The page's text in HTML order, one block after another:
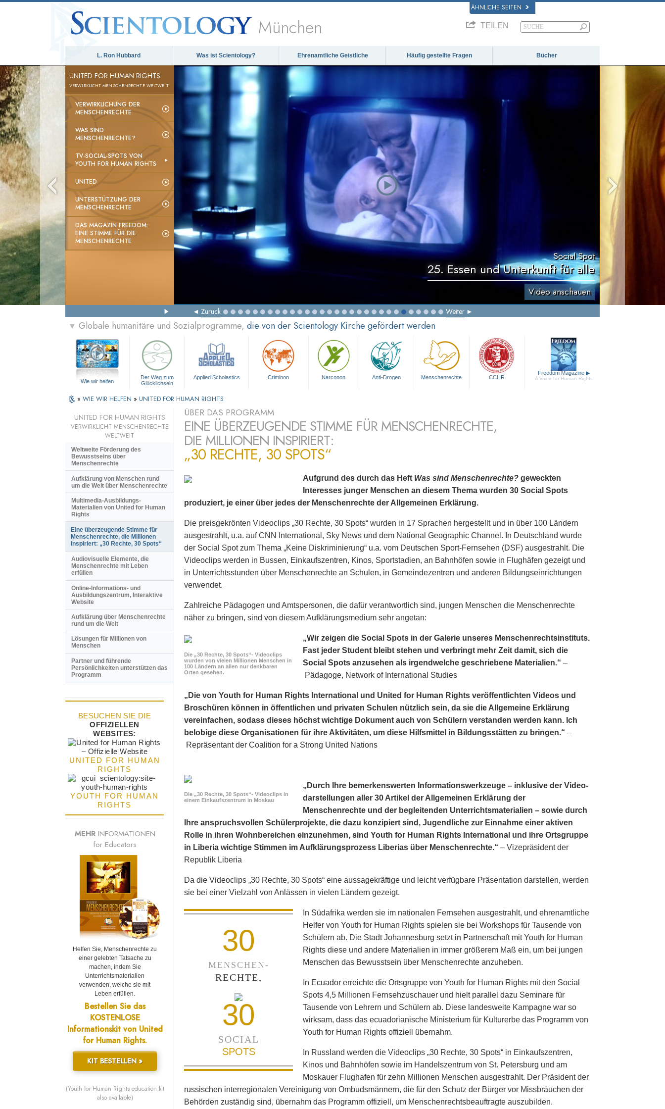
ÄHNLICHE SEITEN
München TEILEN
L. Ron Hubbard Was ist Scientology? Ehrenamtliche Geistliche Häufig gestellte Fragen Bücher
UNITED FOR HUMAN RIGHTS
VERWIRKLICHT MENSCHENRECHTE WELTWEIT
VERWIRKLICHUNG DER
MENSCHENRECHTE
WAS SIND
MENSCHENRECHTE?
TV-SOCIAL-SPOTS VON
YOUTH FOR HUMAN RIGHTS
UNITED
UNTERSTÜTZUNG DER
MENSCHENRECHTE
DAS MAGAZIN FREEDOM:
EINE STIMME FÜR DIE
MENSCHENRECHTE
Social Spot
25. Essen und Unterkunft für alle
Video anschauen
Zurück Weiter
▼ Globale humanitäre und Sozialprogramme, die von der Scientology Kirche gefördert werden
Wie wir helfen
Der Weg zum
Glücklichsein
Applied Scholastics Criminon Narconon Anti-Drogen Menschenrechte CCHR
Freedom Magazine ▶
A Voice for Human Rights
» WIE WIR HELFEN » UNITED FOR HUMAN RIGHTS
ÜBER DAS PROGRAMM
EINE ÜBERZEUGENDE STIMME FÜR MENSCHENRECHTE,
DIE MILLIONEN INSPIRIERT:
„30 RECHTE, 30 SPOTS“
Aufgrund des durch das Heft Was sind Menschenrechte? geweckten
Interesses junger Menschen an diesem Thema wurden 30 Social Spots
produziert, je einer über jedes der Menschenrechte der Allgemeinen Erklärung.
Die preisgekrönten Videoclips „30 Rechte, 30 Spots“ wurden in 17 Sprachen hergestellt und in über 100 Ländern
ausgestrahlt, u.a. auf CNN International, Sky News und dem National Geographic Channel. In Deutschland wurde
der Social Spot zum Thema „Keine Diskriminierung“ u.a. vom Deutschen Sport-Fernsehen (DSF) ausgestrahlt. Die
Videoclips werden in Bussen, Einkaufszentren, Kinos, Sportstadien, an Bahnhöfen sowie in Flughäfen gezeigt und
in Unterrichtsstunden über Menschenrechte an Schulen, in Gemeindezentren und anderen Bildungseinrichtungen
verwendet.
Zahlreiche Pädagogen und Amtspersonen, die dafür verantwortlich sind, jungen Menschen die Menschenrechte
näher zu bringen, sind von diesem Aufklärungsmedium sehr angetan:
Die „30 Rechte, 30 Spots“- Videoclips
wurden von vielen Millionen Menschen in
100 Ländern an allen nur denkbaren
Orten gesehen.
„Wir zeigen die Social Spots in der Galerie unseres Menschenrechtsinstituts.
Fast jeder Student bleibt stehen und verbringt mehr Zeit damit, sich die
Social Spots anzusehen als irgendwelche geschriebene Materialien.“ –
Pädagoge, Network of International Studies
„Die von Youth for Human Rights International und United for Human Rights veröffentlichten Videos und
Broschüren können in öffentlichen und privaten Schulen nützlich sein, da sie die Allgemeine Erklärung
vereinfachen, sodass dieses höchst wichtige Dokument auch von Schülern verstanden werden kann. Ich
belobige diese Organisationen für ihre Aktivitäten, um diese Hilfsmittel in Bildungsstätten zu bringen.“ –
Repräsentant der Coalition for a Strong United Nations
Die „30 Rechte, 30 Spots“- Videoclips in
einem Einkaufszentrum in Moskau
„Durch Ihre bemerkens­werten Informationswerkzeuge – inklusive der Video­
darstellungen aller 30 Artikel der Allgemeinen Erklärung der
Menschenrechte und der begleitenden Unterrichtsmaterialien – sowie durch
Ihre anspruchsvollen Schülerprojekte, die dazu konzipiert sind, Jugendliche zur Einnahme einer aktiven
Rolle in ihren Wohnbereichen einzunehmen, sind Youth for Human Rights International und ihre Ortsgruppe
in Liberia wichtige Stimmen im Aufklärungsprozess Liberias über Menschenrechte.“ – Vizepräsident der
Republik Liberia
Da die Videoclips „30 Rechte, 30 Spots“ eine aussagekräftige und leicht verfügbare Präsentation darstellen, werden
sie bei einer Vielzahl von Anlässen in vielen Ländern gezeigt.
30
MENSCHEN-
RECHTE,
30
SOCIAL
SPOTS
In Südafrika werden sie im nationalen Fernsehen ausgestrahlt, und ehrenamtliche
Helfer von Youth for Human Rights spielen sie bei Workshops für Tausende von
Schülern ab. Die Stadt Johannesburg setzt in Partnerschaft mit Youth for Human
Rights diese und andere Materialien in immer größerem Maß ein, um bei jungen
Menschen das Bewusstsein über Menschenrechte anzuheben.
In Ecuador erreichte die Ortsgruppe von Youth for Human Rights mit den Social
Spots 4,5 Millionen Fernsehzuschauer und hielt parallel dazu Seminare für
Tausende von Lehrern und Schülern ab. Diese landesweite Kampagne war so
wirksam, dass das ecuadorianische Ministerium für Kulturerbe das Programm von
Youth for Human Rights offiziell übernahm.
In Russland werden die Videoclips „30 Rechte, 30 Spots“ in Einkaufszentren,
Kinos und Bahnhöfen sowie im Handelszentrum von St. Petersburg und am
Moskauer Flughafen für zehn Millionen Menschen ausgestrahlt. Der Präsident der
russischen interregionalen Vereinigung von Ombudsmännern, die für den Schutz der Bürger vor Missbräuchen der
Behörden zuständig sind, übernahm das Programm offiziell, um Menschenrechtsbeauftragte auszubilden.
UNITED FOR HUMAN RIGHTS
VERWIRKLICHT MENSCHENRECHTE
WELTWEIT
Weltweite Förderung des
Bewusstseins über
Menschenrechte
Aufklärung von Menschen rund
um die Welt über Menschenrechte
Multimedia-Ausbildungs-
Materialien von United for Human
Rights
Eine überzeugende Stimme für
Menschenrechte, die Millionen
inspiriert: „30 Rechte, 30 Spots“
Audiovisuelle Elemente, die
Menschenrechte mit Leben
erfüllen
Online-Informations- und
Ausbildungszentrum, Interaktive
Website
Aufklärung über Menschenrechte
rund um die Welt
Lösungen für Millionen von
Menschen
Partner und führende
Persönlichkeiten unterstützen das
Programm
BESUCHEN SIE DIE
OFFIZIELLEN
WEBSITES:
UNITED FOR HUMAN
RIGHTS
YOUTH FOR HUMAN
RIGHTS
MEHR INFORMATIONEN
for Educators
Helfen Sie, Menschenrechte zu
einer gelebten Tatsache zu
machen, indem Sie
Unterrichtsmaterialien
verwenden, welche sie mit
Leben erfüllen.
Bestellen Sie das
KOSTENLOSE
Informationskit von United
for Human Rights.
KIT BESTELLEN »
(Youth for Human Rights education kit
also available)